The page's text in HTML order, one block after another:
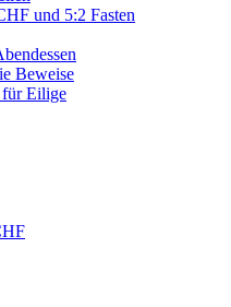
und 5:2 Fasten
Beweise
Eilige